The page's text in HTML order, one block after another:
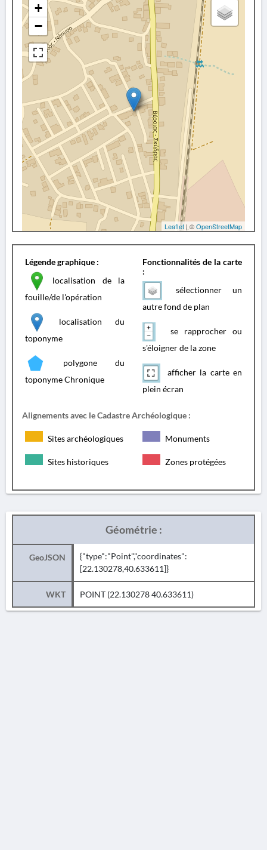
+
−
Leaflet| ©OpenStreetMap
Légende graphique :
localisation de la
fouille/de l'opération
localisation du
toponyme
polygone du
toponyme Chronique
Fonctionnalités de la carte
:
sélectionner un
autre fond de plan
se rapprocher ou
s'éloigner de la zone
afficher la carte en
plein écran
Alignements avec le Cadastre Archéologique :
Sites archéologiques Monuments
Sites historiques Zones protégées
Géométrie :
GeoJSON
{"type":"Point","coordinates":
[22.130278,40.633611]}
WKT POINT (22.130278 40.633611)